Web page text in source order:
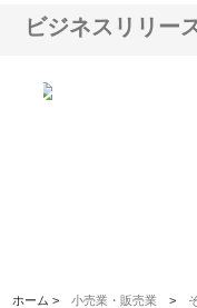
ビジネスリリー
ホーム >小売業・販売業 >